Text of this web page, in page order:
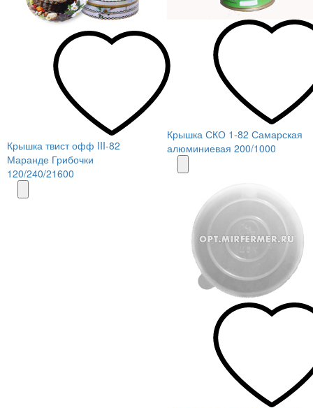
Крышка твист офф III-82
Маранде Грибочки
120/240/21600
Крышка СКО 1-82 Самарская
алюминиевая 200/1000